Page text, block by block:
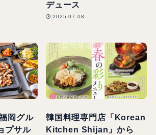
デュース
2025-07-08
岡グル
プサル
韓国料理専門店「Korean
Kitchen Shijan」から